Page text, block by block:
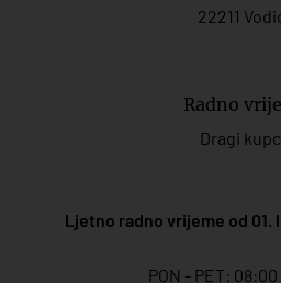
22211
Radno
Dragi
Ljetno radno vrijeme od 01.
PON - PET: 08:00